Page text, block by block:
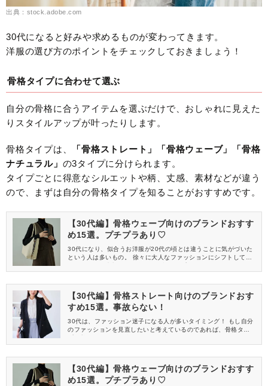
出典：stock.adobe.com
30代になると好みや求めるものが変わってきます。
洋服の選び方のポイントをチェックしておきましょう！
骨格タイプに合わせて選ぶ
自分の骨格に合うアイテムを選ぶだけで、おしゃれに見えた
りスタイルアップが叶ったりします。
骨格タイプは、
「骨格ストレート」「骨格ウェーブ」「骨格
ナチュラル」 の3タイプに分けられます。
タイプごとに得意なシルエットや柄、丈感、素材などが違う
ので、まずは自分の骨格タイプを知ることがおすすめです。
【30代編】骨格ウェーブ向けのブランドおすす
め15選。プチプラあり♡
30代になり、似合うお洋服が20代の頃とは違うことに気がづいた
という人は多いもの。 徐々に大人なファッションにシフトしてい
30代の骨格ウェーブさんに似合うブランドをご紹介していきます
【30代編】骨格ストレート向けのブランドおす
すめ15選。事故らない！
30代は、ファッション迷子になる人が多いタイミング！ もし自分
のファッションを見直したいと考えているのであれば、骨格タイ
を当て、似合うアイテムが揃うブランドをご紹介していきます♪
【30代編】骨格ウェーブ向けのブランドおすす
め15選。プチプラあり♡